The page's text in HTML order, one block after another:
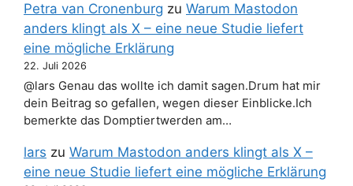
Petra van Cronenburg zu Warum Mastodon
anders klingt als X – eine neue Studie liefert
eine mögliche Erklärung
22. Juli 2026
@lars Genau das wollte ich damit sagen.Drum hat mir
dein Beitrag so gefallen, wegen dieser Einblicke.Ich
bemerkte das Domptiertwerden am…
lars zu Warum Mastodon anders klingt als X –
eine neue Studie liefert eine mögliche Erklärung